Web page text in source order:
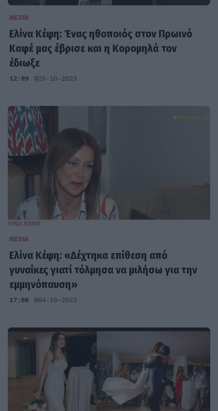
MEDIA
Ελίνα Κέφη: Ένας ηθοποιός στον Πρωινό
Καφέ μας έβρισε και η Κορομηλά τον
έδιωξε
12:09 @25-10-2023
MEDIA
Ελίνα Κέφη: «Δέχτηκα επίθεση από
γυναίκες γιατί τόλμησα να μιλήσω για την
εμμηνόπαυση»
17:00 @04-10-2023